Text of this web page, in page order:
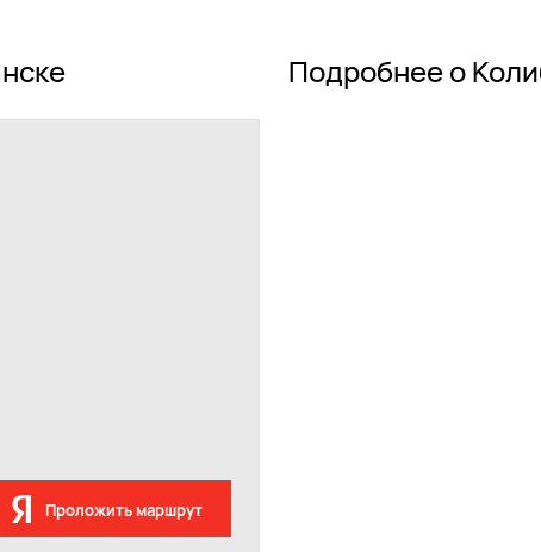
Проложить маршрут
Подробнее о